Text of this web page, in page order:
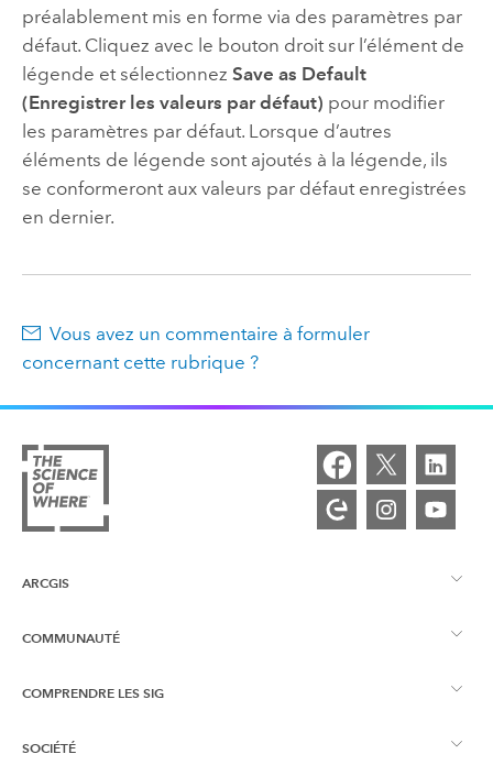
préalablement mis en forme via des paramètres par
défaut. Cliquez avec le bouton droit sur l’élément de
légende et sélectionnez Save as Default
(Enregistrer les valeurs par défaut) pour modifier
les paramètres par défaut. Lorsque d’autres
éléments de légende sont ajoutés à la légende, ils
se conformeront aux valeurs par défaut enregistrées
en dernier.
Vous avez un commentaire à formuler
concernant cette rubrique ?
ARCGIS
Vue d’ensemble d’ArcGIS
COMMUNAUTÉ
Esri Community
COMPRENDRE LES SIG
Qu’est-ce qu’un SIG ?
SOCIÉTÉ